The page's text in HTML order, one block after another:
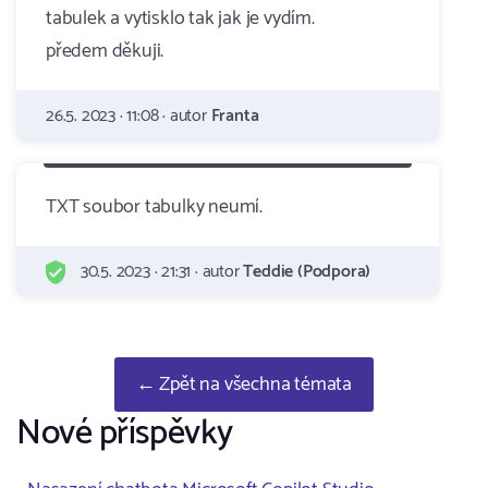
tabulek a vytisklo tak jak je vydím.
předem děkuji.
26.5. 2023 · 11:08 · autorFranta
TXT soubor tabulky neumí.
30.5. 2023 · 21:31 · autorTeddie (Podpora)
← Zpět na všechna témata
Nové příspěvky